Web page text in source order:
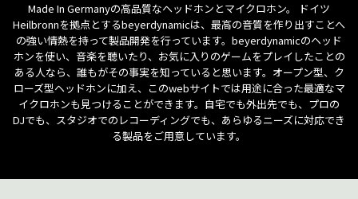
Made In Germanyの高品質なヘッドホンとマイクロホン。 ドイツ
Heilbronnを拠点とするbeyerdynamicは、最高の音質を作り出すことへ
の強い情熱を持って製品開発を行っています。beyerdynamicのヘッド
ホンを使い、音楽を聴いたり、お気に入りのゲームをプレイしたことの
ある人なら、誰もがその事実を知っていると思います。オープン型、ク
ローズ型ヘッドホンに加え、このwebサイトでは用途に合った最適なマ
イクロホンも見つけることができます。自宅でも外出先でも、プロの
DJでも、スタジオでのレコーディングでも、あらゆるニーズに対応でき
る製品をご用意しています。